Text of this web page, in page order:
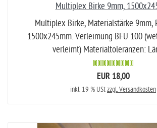
Multiplex Birke 9mm,
Multiplex Birke, Materialstärke 9mm,
1500x245mm. Verleimung BFU 100
verleimt) Materialtoleranzen:
EUR 18,00
inkl. 19 % UStzzgl. Versandkosten